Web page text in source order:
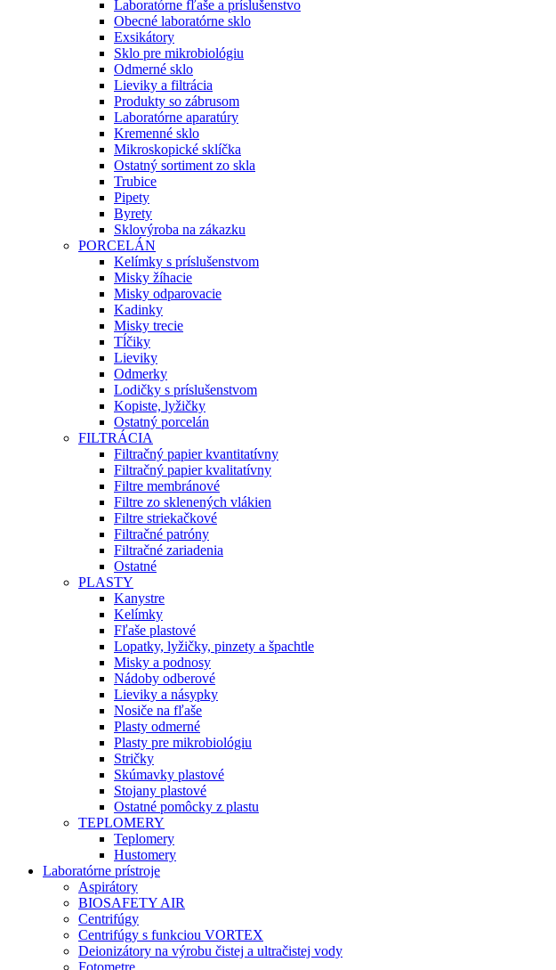
Laboratórne fľaše a príslušenstvo
Obecné laboratórne sklo
Exsikátory
Sklo pre mikrobiológiu
Odmerné sklo
Lieviky a filtrácia
Produkty so zábrusom
Laboratórne aparatúry
Kremenné sklo
Mikroskopické sklíčka
Ostatný sortiment zo skla
Trubice
Pipety
Byrety
Sklovýroba na zákazku
PORCELÁN
Kelímky s príslušenstvom
Misky žíhacie
Misky odparovacie
Kadinky
Misky trecie
Tĺčiky
Lieviky
Odmerky
Lodičky s príslušenstvom
Kopiste, lyžičky
Ostatný porcelán
FILTRÁCIA
Filtračný papier kvantitatívny
Filtračný papier kvalitatívny
Filtre membránové
Filtre zo sklenených vlákien
Filtre striekačkové
Filtračné patróny
Filtračné zariadenia
Ostatné
PLASTY
Kanystre
Kelímky
Fľaše plastové
Lopatky, lyžičky, pinzety a špachtle
Misky a podnosy
Nádoby odberové
Lieviky a násypky
Nosiče na fľaše
Plasty odmerné
Plasty pre mikrobiológiu
Stričky
Skúmavky plastové
Stojany plastové
Ostatné pomôcky z plastu
TEPLOMERY
Teplomery
Hustomery
Laboratórne prístroje
Aspirátory
BIOSAFETY AIR
Centrifúgy
Centrifúgy s funkciou VORTEX
Deionizátory na výrobu čistej a ultračistej vody
Fotometre